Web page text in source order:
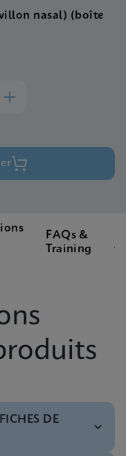
nasal) (boîte
FAQs &
Training
DE